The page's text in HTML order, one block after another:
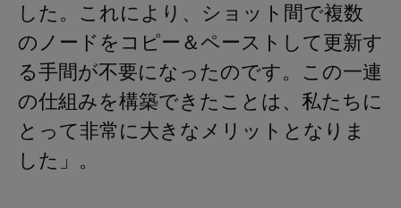
した。これにより、ショット間で複数
のノードをコピー＆ペーストして更新す
る手間が不要になったのです。この一連
の仕組みを構築できたことは、私たちに
とって非常に大きなメリットとなりま
した」。